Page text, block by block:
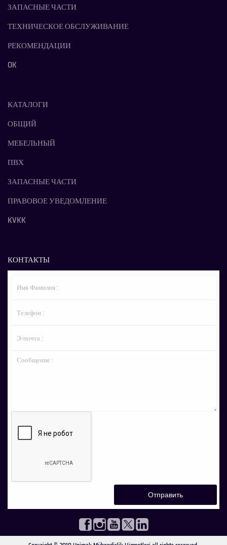
ЗАПАСНЫЕ ЧАСТИ
ТЕХНИЧЕСКОЕ ОБСЛУЖИВАНИЕ
РЕКОМЕНДАЦИИ
OK
КАТАЛОГИ
ОБЩИЙ
МЕБЕЛЬНЫЙ
ПВХ
ЗАПАСНЫЕ ЧАСТИ
ПРАВОВОЕ УВЕДОМЛЕНИЕ
KVKK
КОНТАКТЫ